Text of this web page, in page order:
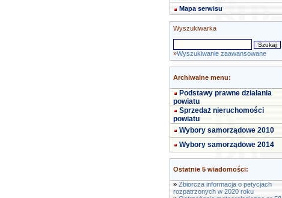
Mapa serwisu
Wyszukiwarka
»Wyszukiwanie zaawansowane
Archiwalne menu:
Podstawy prawne działania
powiatu
Sprzedaż nieruchomości
powiatu
Wybory samorządowe 2010
Wybory samorządowe 2014
Ostatnie 5 wiadomości:
» Zbiorcza informacja o petycjach
rozpatrzonych w 2020 roku